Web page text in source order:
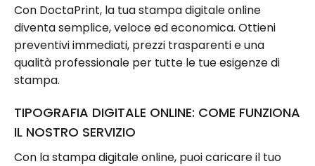
Con DoctaPrint, la tua stampa digitale online
diventa semplice, veloce ed economica. Ottieni
preventivi immediati, prezzi trasparenti e una
qualità professionale per tutte le tue esigenze di
stampa.
TIPOGRAFIA DIGITALE ONLINE: COME FUNZIONA
IL NOSTRO SERVIZIO
Con la stampa digitale online, puoi caricare il tuo